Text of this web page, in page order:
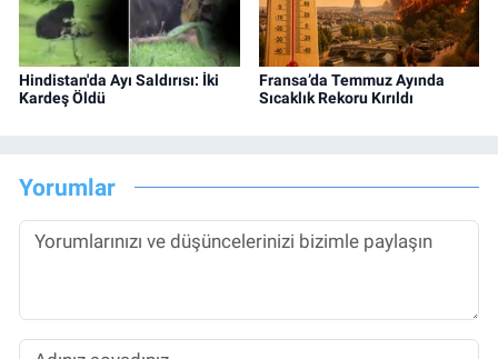
Hindistan'da Ayı Saldırısı: İki
Kardeş Öldü
Fransa’da Temmuz Ayında
Sıcaklık Rekoru Kırıldı
Yorumlar